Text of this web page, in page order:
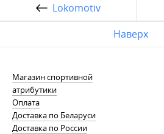
Lokomotiv
Наверх
Магазин спортивной
атрибутики
Оплата
Доставка по Беларуси
Доставка по России